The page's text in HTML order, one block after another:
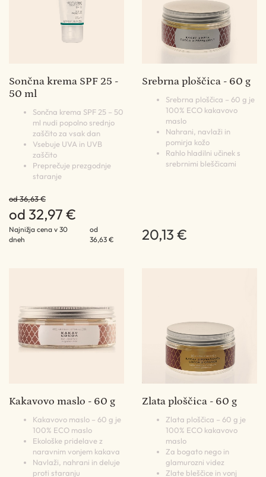
Sončna krema SPF 25 -
50 ml
Sončna krema SPF 25 – 50
ml nudi popolno srednjo
zaščito za vsak dan
Vsebuje UVA in UVB
zaščito
Preprečuje prezgodnje
staranje
od 36,63 €
od 32,97 €
Najnižja cena v 30
dneh
od
36,63 €
Srebrna ploščica - 60 g
Srebrna ploščica – 60 g je
100% ECO kakavovo
maslo
Nahrani, navlaži in
pomirja kožo
Rahlo hladilni učinek s
srebrnimi bleščicami
20,13 €
Kakavovo maslo - 60 g
Kakavovo maslo – 60 g je
100% ECO maslo
Ekološke pridelave z
naravnim vonjem kakava
Navlaži, nahrani in deluje
proti staranju
Zlata ploščica - 60 g
Zlata ploščica – 60 g je
100% ECO kakavovo
maslo
Za bogato nego in
glamurozni videz
Zlate bleščice in vonj